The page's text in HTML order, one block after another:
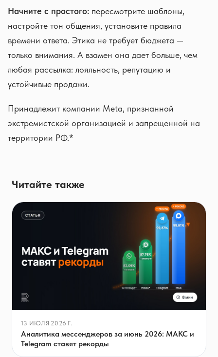
Начните с простого: пересмотрите шаблоны,
настройте тон общения, установите правила
времени ответа. Этика не требует бюджета —
только внимания. А взамен она дает больше, чем
любая рассылка: лояльность, репутацию и
устойчивые продажи.
Принадлежит компании Meta, признанной
экстремистской организацией и запрещенной на
территории РФ.*
Читайте также
13 ИЮЛЯ 2026 Г.
Аналитика мессенджеров за июнь 2026: МАКС и
Telegram ставят рекорды